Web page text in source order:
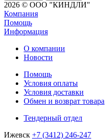
2026 © ООО "КИНДЛИ"
Компания
Помощь
Информация
О компании
Новости
Помощь
Условия оплаты
Условия доставки
Обмен и возврат товара
Тендерный отдел
Ижевск +7 (3412) 246-247